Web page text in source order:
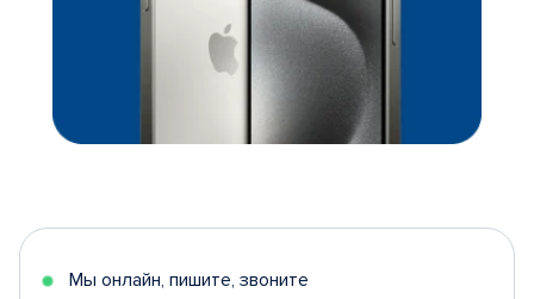
Мы онлайн, пишите, звоните